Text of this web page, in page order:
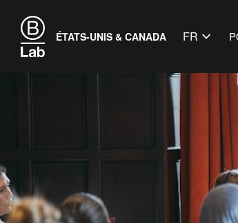
ÉTATS-UNIS & CANADA FR